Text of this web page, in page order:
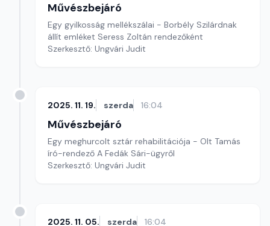
Művészbejáró
Egy gyilkosság mellékszálai - Borbély Szilárdnak
állít emléket Seress Zoltán rendezőként
Szerkesztő: Ungvári Judit
2025. 11. 19. szerda 16:04
Művészbejáró
Egy meghurcolt sztár rehabilitációja - Olt Tamás
író-rendező A Fedák Sári-ügyről
Szerkesztő: Ungvári Judit
2025. 11. 05. szerda 16:04